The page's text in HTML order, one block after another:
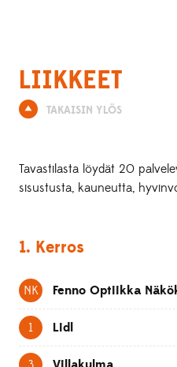
LIIKKEET
TAKAISIN YLÖS
Tavastilasta löydät 20
sisustusta, kauneutta,
1. Kerros
NK Fenno Optiikka
1 Lidl